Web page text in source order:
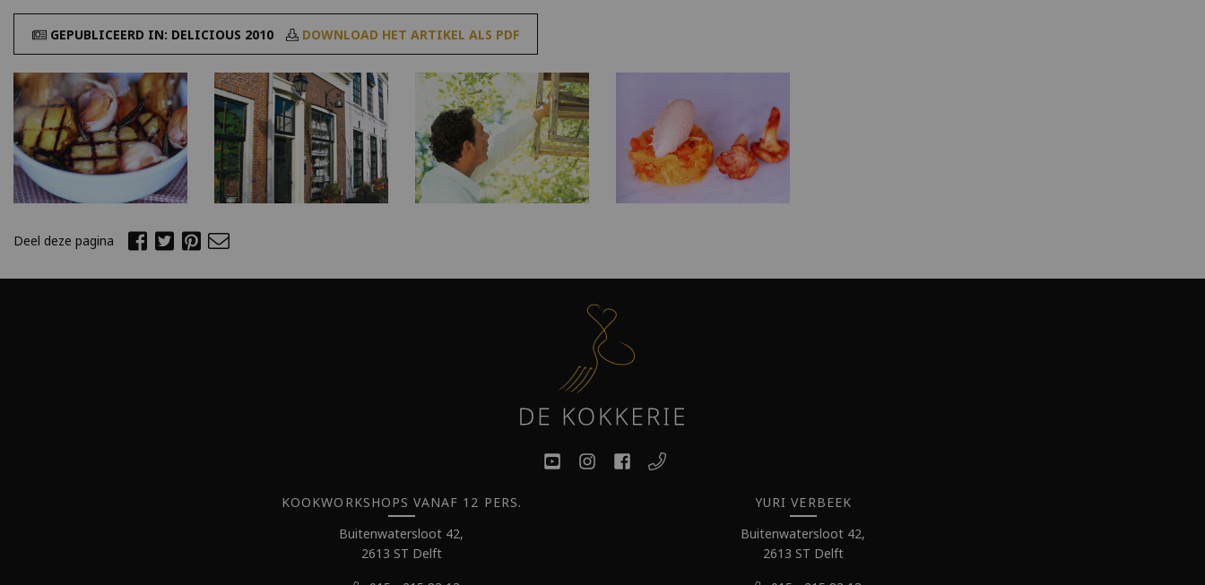
GEPUBLICEERD IN: DELICIOUS 2010 DOWNLOAD HET ARTIKEL ALS PDF
Deel deze pagina
KOOKWORKSHOPS VANAF 12 PERS.
Buitenwatersloot 42,
2613 ST Delft
YURI VERBEEK
Buitenwatersloot 42,
2613 ST Delft